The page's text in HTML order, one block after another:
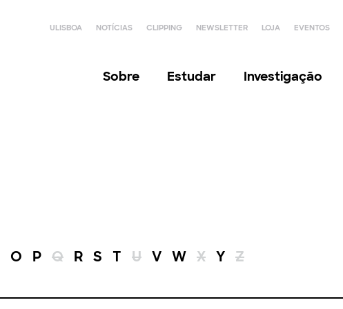
ULISBOA NOTÍCIAS CLIPPING NEWSLETTER LOJA EVENTOS
Sobre Estudar Investigação
O P Q R S T U V W X Y Z